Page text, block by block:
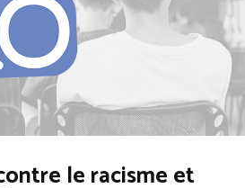
le racisme et